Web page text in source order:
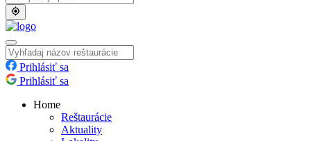
Prihlásiť sa
Prihlásiť sa
Home
Reštaurácie
Aktuality